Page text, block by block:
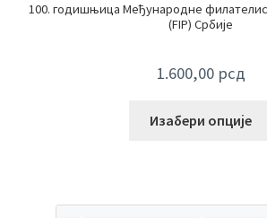
100. годишњица Међународне
(FIP) Србије
1.600,00 рсд
Изабери опције